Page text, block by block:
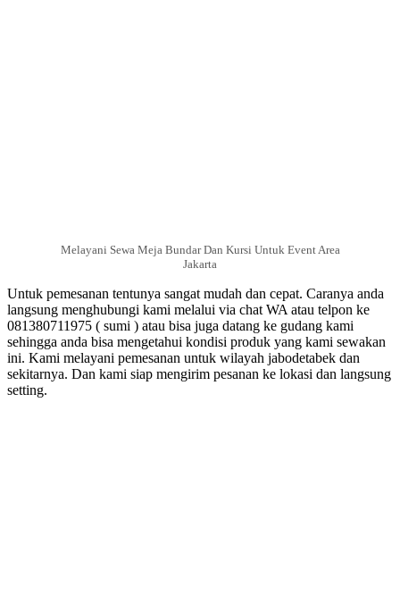
Melayani Sewa Meja Bundar Dan Kursi Untuk Event Area
Jakarta
Untuk pemesanan tentunya sangat mudah dan cepat. Caranya anda
langsung menghubungi kami melalui via chat WA atau telpon ke
081380711975 ( sumi ) atau bisa juga datang ke gudang kami
sehingga anda bisa mengetahui kondisi produk yang kami sewakan
ini. Kami melayani pemesanan untuk wilayah jabodetabek dan
sekitarnya. Dan kami siap mengirim pesanan ke lokasi dan langsung
setting.